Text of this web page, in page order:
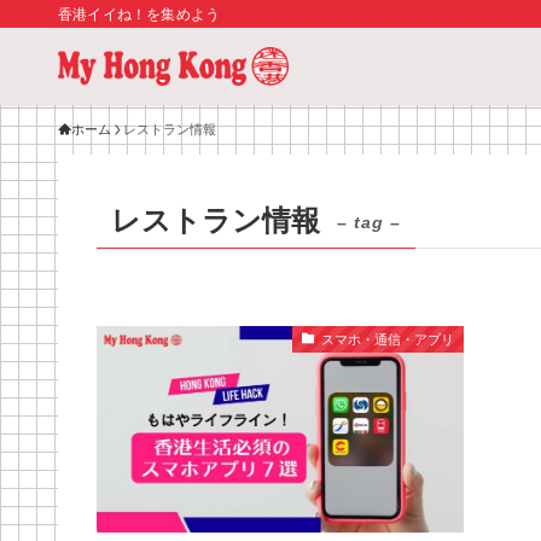
香港イイね！を集めよう
ホーム レストラン情報
レストラン情報 – tag –
スマホ・通信・アプリ